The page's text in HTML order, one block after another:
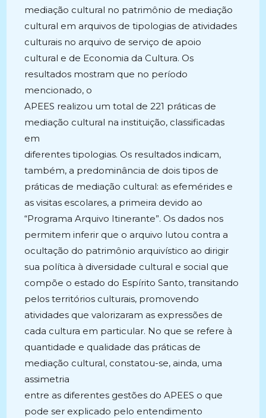
mediação cultural no patrimônio de mediação
cultural em arquivos de tipologias de atividades
culturais no arquivo de serviço de apoio
cultural e de Economia da Cultura. Os
resultados mostram que no período
mencionado, o
APEES realizou um total de 221 práticas de
mediação cultural na instituição, classificadas
em
diferentes tipologias. Os resultados indicam,
também, a predominância de dois tipos de
práticas de mediação cultural: as efemérides e
as visitas escolares, a primeira devido ao
“Programa Arquivo Itinerante”. Os dados nos
permitem inferir que o arquivo lutou contra a
ocultação do patrimônio arquivístico ao dirigir
sua política à diversidade cultural e social que
compõe o estado do Espírito Santo, transitando
pelos territórios culturais, promovendo
atividades que valorizaram as expressões de
cada cultura em particular. No que se refere à
quantidade e qualidade das práticas de
mediação cultural, constatou-se, ainda, uma
assimetria
entre as diferentes gestões do APEES o que
pode ser explicado pelo entendimento